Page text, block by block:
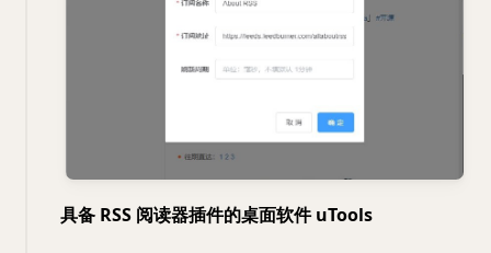
具备 RSS 阅读器插件的桌面软件 uTools